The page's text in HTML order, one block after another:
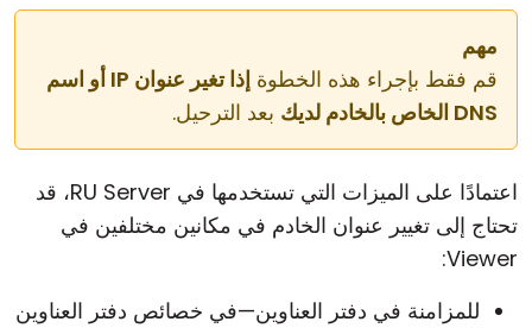
مهم
قم فقط بإجراء هذه الخطوة
إذا تغير عنوان IP أو اسم
DNS الخاص بالخادم لديك
بعد الترحيل.
اعتمادًا على الميزات التي تستخدمها في RU Server، قد
تحتاج إلى تغيير عنوان الخادم في مكانين مختلفين في
Viewer:
للمزامنة في دفتر العناوين—في خصائص دفتر العناوين